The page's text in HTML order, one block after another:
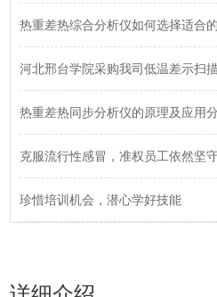
热重差热综合分析仪如何选择适合
河北邢台学院采购我司低温差示扫
热重差热同步分析仪的原理及应用
克服流行性感冒，准权员工依然坚
珍惜培训机会，潜心学好技能